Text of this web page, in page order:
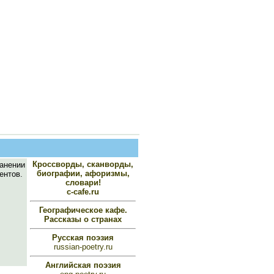
Кроссворды, сканворды,
биографии, афоризмы,
словари!
c-cafe.ru
Географическое кафе.
Рассказы о странах
Русская поэзия
russian-poetry.ru
Английская поэзия